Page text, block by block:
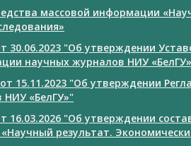
массовой информации
30.06.2023 "Об утверждении
научных журналов НИУ «БелГУ»
15.11.2023 "Об утверждении
«БелГУ»"
16.03.2026 "Об утверждении
результат.